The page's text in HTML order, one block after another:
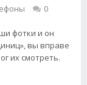
0
фотки и он
вы вправе
их смотреть.